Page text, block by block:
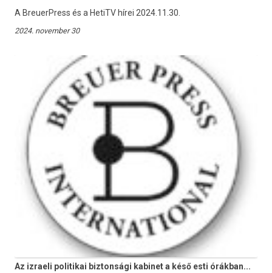
A BreuerPress és a HetiTV hírei 2024.11.30.
2024. november 30
Az izraeli politikai biztonsági kabinet a késő esti órákban...